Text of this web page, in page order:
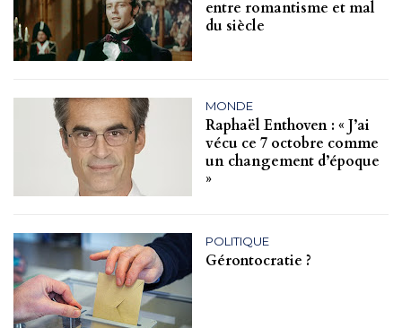
entre romantisme et mal
du siècle
MONDE
Raphaël Enthoven : « J’ai
vécu ce 7 octobre comme
un changement d’époque
»
POLITIQUE
Gérontocratie ?